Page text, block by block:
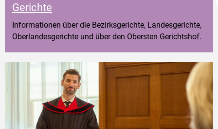
Gerichte
Informationen über die Bezirksgerichte, Landesgerichte,
Oberlandesgerichte und über den Obersten Gerichtshof.